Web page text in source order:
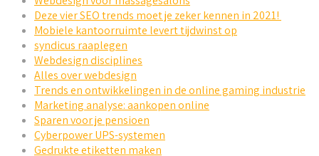
Deze vier SEO trends moet je zeker kennen in 2021!
Mobiele kantoorruimte levert tijdwinst op
syndicus raaplegen
Webdesign disciplines
Alles over webdesign
Trends en ontwikkelingen in de online gaming industrie
Marketing analyse: aankopen online
Sparen voor je pensioen
Cyberpower UPS-systemen
Gedrukte etiketten maken